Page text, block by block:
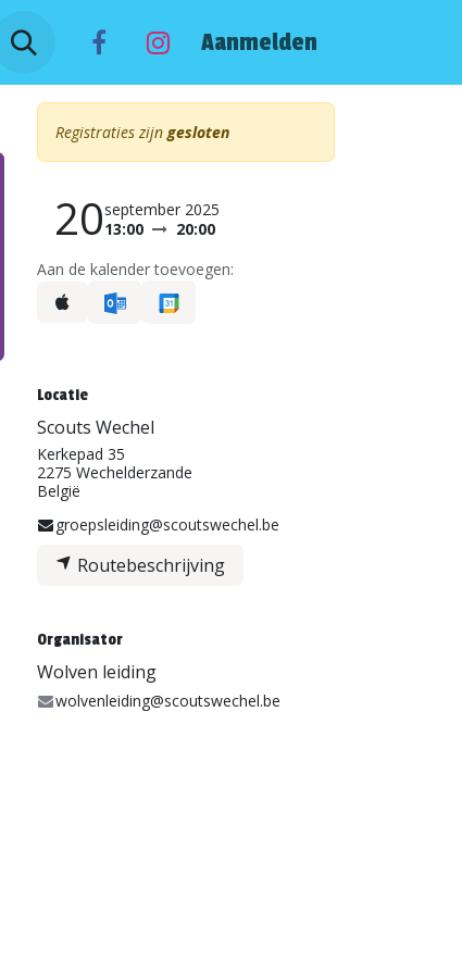
Aanmelden
Registraties zijngesloten
20september 2025
13:00
20:00
Aan de kalender toevoegen:
Locatie
Scouts Wechel
Kerkepad 35
2275 Wechelderzande
België
groepsleiding@scoutswechel.be
Routebeschrijving
Organisator
Wolven leiding
wolvenleiding@scoutswechel.be